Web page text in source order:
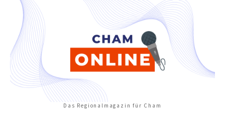
Das Regionalmagazin für Cham